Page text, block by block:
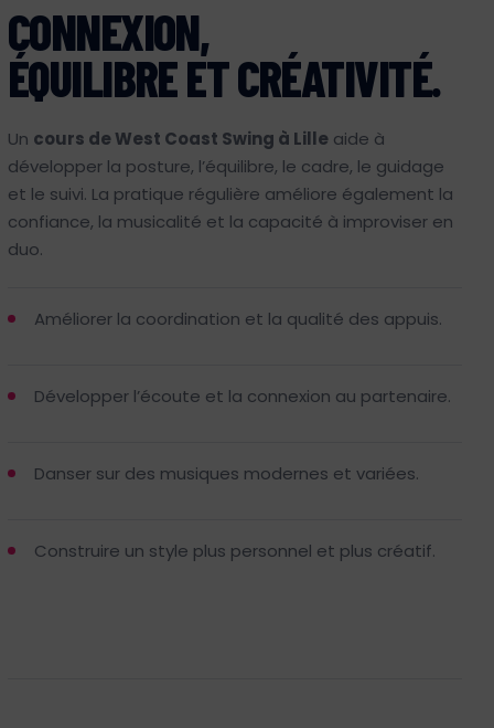
CONNEXION,
ÉQUILIBRE ET CRÉATIVITÉ.
Un cours de West Coast Swing à Lille aide à
développer la posture, l’équilibre, le cadre, le guidage
et le suivi. La pratique régulière améliore également la
confiance, la musicalité et la capacité à improviser en
duo.
Améliorer la coordination et la qualité des appuis.
Développer l’écoute et la connexion au partenaire.
Danser sur des musiques modernes et variées.
Construire un style plus personnel et plus créatif.